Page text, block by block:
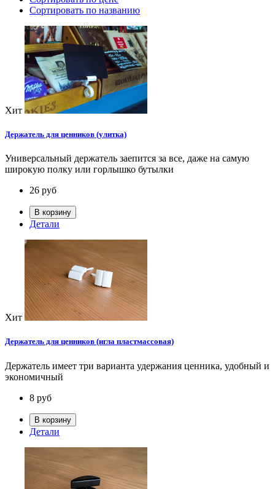
Сортировать по названию
Хит
Держатель для ценников (улитка)
Универсальный держатель заепится за все, даже на самую
широкую полку или горлышко бутылки
26 руб
В корзину
Детали
Хит
Держатель для ценников (игла пластмассовая)
Держатель имеет три варианта удержания ценника, удобный и
экономичный
8 руб
В корзину
Детали